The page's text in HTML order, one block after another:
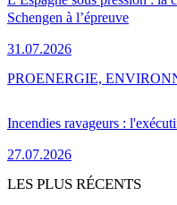
Schengen à l’épreuve
31.07.2026
Incendies ravageurs :
27.07.2026
PROENERGIE,
LES PLUS RÉCENTS